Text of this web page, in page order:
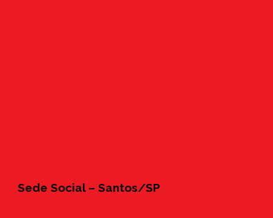
Sede Social – Santos/SP